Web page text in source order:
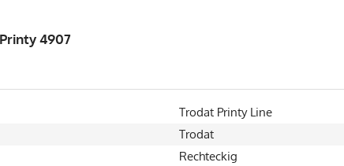
Printy 4907
Trodat Printy Line
Trodat
Rechteckig